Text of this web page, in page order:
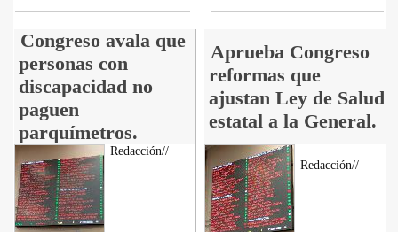
Congreso avala que
personas con
discapacidad no
paguen
parquímetros.
Aprueba Congreso
reformas que
ajustan Ley de Salud
estatal a la General.
Redacción//
Redacción//